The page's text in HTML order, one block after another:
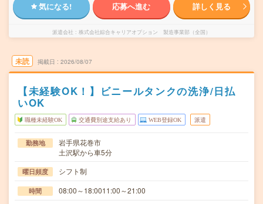
気になる! 応募へ進む 詳しく見る
派遣会社 株式会社綜合キャリアオプション 製造事業部（全国）
未読 掲載日 2026/08/07
【未経験OK！】ビニールタンクの洗浄/日払
いOK
職種未経験OK 交通費別途支給あり WEB登録OK 派遣
勤務地
岩手県花巻市
土沢駅から車5分
曜日頻度 シフト制
時間 08:00～18:0011:00～21:00